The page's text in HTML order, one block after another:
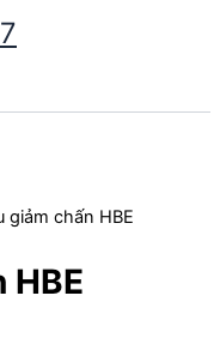
giảm chấn HBE
HBE